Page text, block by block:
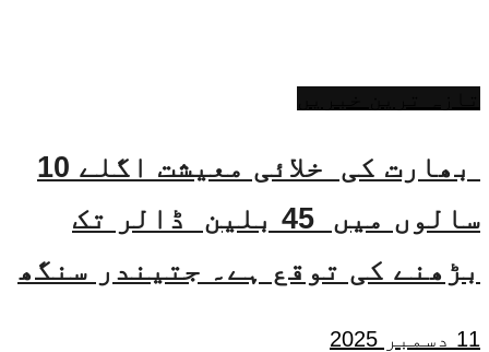
بھارت کی خلائی معیشت اگلے 10
سالوں میں 45 بلین ڈالر تک
بڑھنے کی توقع ہے۔ جتیندر سنگھ
11 دسمبر 2025